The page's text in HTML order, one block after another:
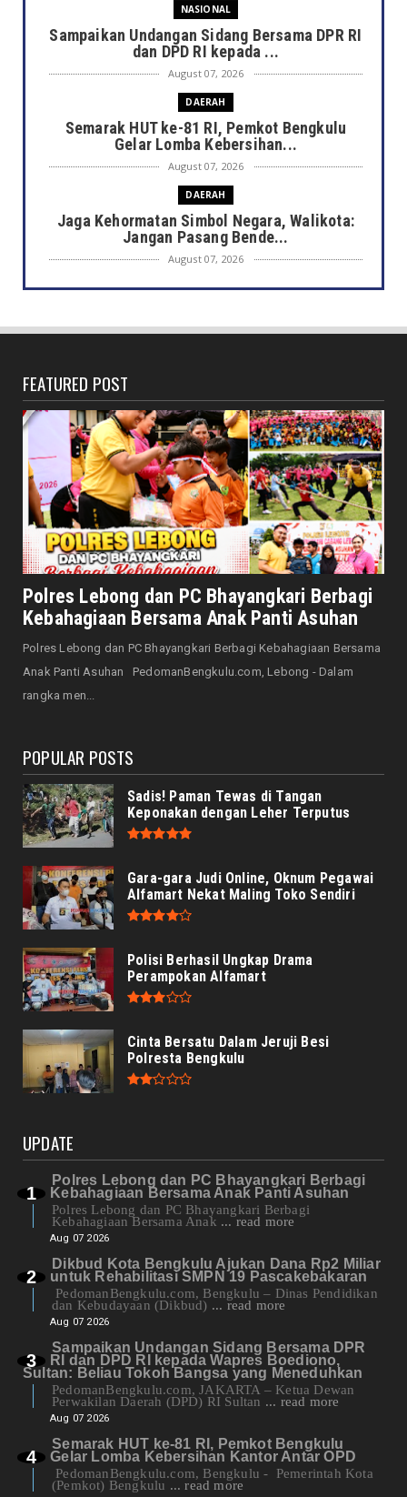
NASIONAL
Sampaikan Undangan Sidang Bersama DPR RI
dan DPD RI kepada ...
August 07, 2026
DAERAH
Semarak HUT ke-81 RI, Pemkot Bengkulu
Gelar Lomba Kebersihan...
August 07, 2026
DAERAH
Jaga Kehormatan Simbol Negara, Walikota:
Jangan Pasang Bende...
August 07, 2026
DAERAH
Bagikan 5.000 Bendera ...
Saat Amal Masjid Keliru, Nasib Negeri
Mengharu-biru
August 07, 2026
HONDA
Honda CUV e: Motor Listrik Canggih, Penuh
Keunggulan dan Sia...
August 07, 2026
NASIONAL
Senator Leni John Latief: Saatnya
Mengutamakan Rehabilitasi
NASIONAL
Prabowo Apresiasi Teknologi Genteng Ramah
FEATURED POST
Polres Lebong dan PC Bhayangkari Berbagi
Kebahagiaan Bersama Anak Panti Asuhan
Polres Lebong dan PC Bhayangkari Berbagi Kebahagiaan Bersama
Anak Panti Asuhan PedomanBengkulu.com, Lebong - Dalam
rangka men...
POPULAR POSTS
Sadis! Paman Tewas di Tangan
Keponakan dengan Leher Terputus
Gara-gara Judi Online, Oknum Pegawai
Alfamart Nekat Maling Toko Sendiri
Polisi Berhasil Ungkap Drama
Perampokan Alfamart
Cinta Bersatu Dalam Jeruji Besi
Polresta Bengkulu
UPDATE
Polres Lebong dan PC Bhayangkari Berbagi
Kebahagiaan Bersama Anak Panti Asuhan
Polres Lebong dan PC Bhayangkari Berbagi
Kebahagiaan Bersama Anak ... read more
Aug 07 2026
Dikbud Kota Bengkulu Ajukan Dana Rp2 Miliar
untuk Rehabilitasi SMPN 19 Pascakebakaran
PedomanBengkulu.com, Bengkulu – Dinas Pendidikan
dan Kebudayaan (Dikbud) ... read more
Aug 07 2026
Sampaikan Undangan Sidang Bersama DPR
RI dan DPD RI kepada Wapres Boediono,
Sultan: Beliau Tokoh Bangsa yang Meneduhkan
PedomanBengkulu.com, JAKARTA – Ketua Dewan
Perwakilan Daerah (DPD) RI Sultan ... read more
Aug 07 2026
Semarak HUT ke-81 RI, Pemkot Bengkulu
Gelar Lomba Kebersihan Kantor Antar OPD
PedomanBengkulu.com, Bengkulu - Pemerintah Kota
(Pemkot) Bengkulu ... read more